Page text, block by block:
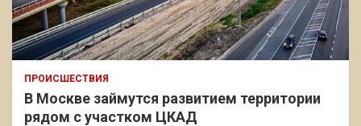
ПРОИСШЕСТВИЯ
В Москве займутся развитием территории
рядом с участком ЦКАД